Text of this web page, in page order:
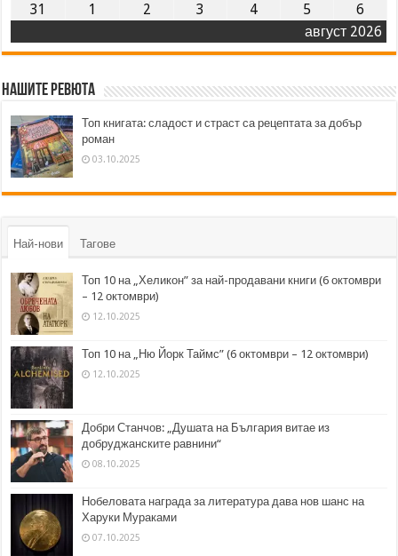
август 2026
31 1 2 3 4 5 6
Нашите ревюта
Топ книгата: сладост и страст са рецептата за добър
роман
03.10.2025
Най-нови Тагове
Топ 10 на „Хеликон” за най-продавани книги (6 октомври
– 12 октомври)
12.10.2025
Топ 10 на „Ню Йорк Таймс” (6 октомври – 12 октомври)
12.10.2025
Добри Станчов: „Душата на България витае из
добруджанските равнини“
08.10.2025
Нобеловата награда за литература дава нов шанс на
Харуки Мураками
07.10.2025